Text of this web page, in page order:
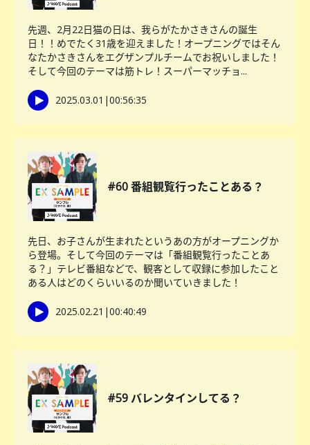
先週、2月22日猫の日は、我らがたかさきさんの誕生
日！！めでたく31歳を迎えました！オープニングではそん
なたかさきさんをエグザンプルチームでお祝いしました！
そして今回のテーマは筋トレ！スーパーマッチョ...
2025.03.01 |00:56:35
#60 番組観覧行ったことある？
先日、お子さんが生まれたというあの方がオープニングか
ら登場。そして今回のテーマは「番組観覧行ったことあ
る？」テレビ番組などで、観客として収録に参加したこと
ある人はどのくらいいるのか聞いていきました！
2025.02.21 |00:40:49
#59 バレンタインしてる？